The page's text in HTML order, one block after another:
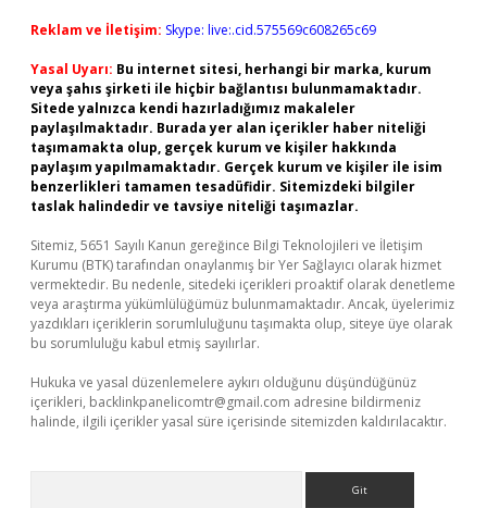
Reklam ve İletişim: Skype: live:.cid.575569c608265c69
Yasal Uyarı: Bu internet sitesi, herhangi bir marka, kurum
veya şahıs şirketi ile hiçbir bağlantısı bulunmamaktadır.
Sitede yalnızca kendi hazırladığımız makaleler
paylaşılmaktadır. Burada yer alan içerikler haber niteliği
taşımamakta olup, gerçek kurum ve kişiler hakkında
paylaşım yapılmamaktadır. Gerçek kurum ve kişiler ile isim
benzerlikleri tamamen tesadüfidir. Sitemizdeki bilgiler
taslak halindedir ve tavsiye niteliği taşımazlar.
Sitemiz, 5651 Sayılı Kanun gereğince Bilgi Teknolojileri ve İletişim
Kurumu (BTK) tarafından onaylanmış bir Yer Sağlayıcı olarak hizmet
vermektedir. Bu nedenle, sitedeki içerikleri proaktif olarak denetleme
veya araştırma yükümlülüğümüz bulunmamaktadır. Ancak, üyelerimiz
yazdıkları içeriklerin sorumluluğunu taşımakta olup, siteye üye olarak
bu sorumluluğu kabul etmiş sayılırlar.
Hukuka ve yasal düzenlemelere aykırı olduğunu düşündüğünüz
içerikleri, backlinkpanelicomtr@gmail.com adresine bildirmeniz
halinde, ilgili içerikler yasal süre içerisinde sitemizden kaldırılacaktır.